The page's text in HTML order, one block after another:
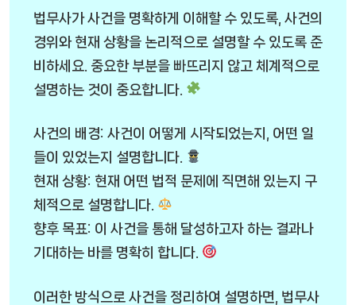
법무사가 사건을 명확하게 이해할 수 있도록, 사건의
경위와 현재 상황을 논리적으로 설명할 수 있도록 준
비하세요. 중요한 부분을 빠뜨리지 않고 체계적으로
설명하는 것이 중요합니다.
사건의 배경: 사건이 어떻게 시작되었는지, 어떤 일
들이 있었는지 설명합니다.
현재 상황: 현재 어떤 법적 문제에 직면해 있는지 구
체적으로 설명합니다.
향후 목표: 이 사건을 통해 달성하고자 하는 결과나
기대하는 바를 명확히 합니다.
이러한 방식으로 사건을 정리하여 설명하면, 법무사